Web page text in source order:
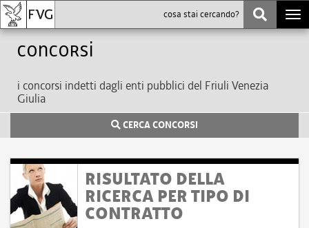
Concorsi
i concorsi indetti dagli enti pubblici del Friuli Venezia
Giulia
CERCA CONCORSI
RISULTATO DELLA
RICERCA PER TIPO DI
CONTRATTO